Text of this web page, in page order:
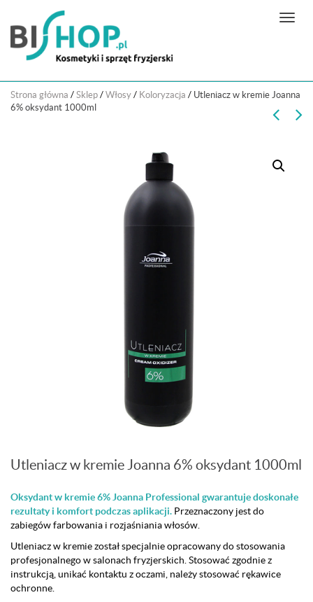
N
g
a
Strona główna / Sklep / Włosy / Koloryzacja / Utleniacz w kremie Joanna
6% oksydant 1000ml
Utleniacz w kremie Joanna 6% oksydant 1000ml
Oksydant w kremie 6% Joanna Professional gwarantuje doskonałe
rezultaty i komfort podczas aplikacji. Przeznaczony jest do
zabiegów farbowania i rozjaśniania włosów.
Utleniacz w kremie został specjalnie opracowany do stosowania
profesjonalnego w salonach fryzjerskich. Stosować zgodnie z
instrukcją, unikać kontaktu z oczami, należy stosować rękawice
ochronne.